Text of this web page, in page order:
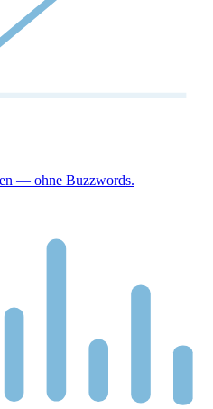
— ohne Buzzwords.